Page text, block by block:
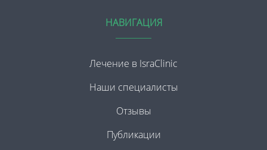
НАВИГАЦИЯ
Лечение в IsraClinic
Наши специалисты
Отзывы
Публикации